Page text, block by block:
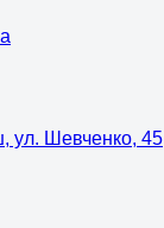
ул. Шевченко, 45